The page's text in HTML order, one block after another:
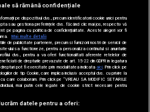
rezervate.
să rămână confidențiale
pe dispozitivul dvs., precum identificatorii cookie unici pentru
sau gestiona preferințele dvs. făcând clic mai jos, respectiv vă
pe pagina cu politica de confidențialitate. Aceste alegeri vor fi
Mai multe detalii
de publicitate partenere, precum si furnizorii nostri de servicii de
ului sa functioneze, pentru a personaliza continutul si anunturile
dvs., pentru a va oferi functionalitati aferente retelelor de
de drepturile prevazute de art. 15-22 din GDPR in legatura
pot fi exercitate prin modalitatea indicataaici . Prin click pe
de tip Cookie, care implica inclusiv acceptul dvs. cu privire la
care colaboram. Prin click pe “VREAU SA MODIFIC SETARILE
mai putin cele legate de cookie strict necesare pentru
datele pentru a oferi: